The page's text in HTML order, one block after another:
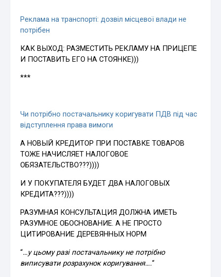
Реклама на транспорті: дозвіл місцевої влади не
потрібен
КАК ВЫХОД: РАЗМЕСТИТЬ РЕКЛАМУ НА ПРИЦЕПЕ
И ПОСТАВИТЬ ЕГО НА СТОЯНКЕ)))
***
Чи потрібно постачальнику коригувати ПДВ під час
відступлення права вимоги
А НОВЫЙ КРЕДИТОР ПРИ ПОСТАВКЕ ТОВАРОВ
ТОЖЕ НАЧИСЛЯЕТ НАЛОГОВОЕ
ОБЯЗАТЕЛЬСТВО???))))
И У ПОКУПАТЕЛЯ БУДЕТ ДВА НАЛОГОВЫХ
КРЕДИТА???))))
РАЗУМНАЯ КОНСУЛЬТАЦИЯ ДОЛЖНА ИМЕТЬ
РАЗУМНОЕ ОБОСНОВАНИЕ. А НЕ ПРОСТО
ЦИТИРОВАНИЕ ДЕРЕВЯННЫХ НОРМ
“…у цьому разі постачальнику не потрібно
виписувати розрахунок коригування….“